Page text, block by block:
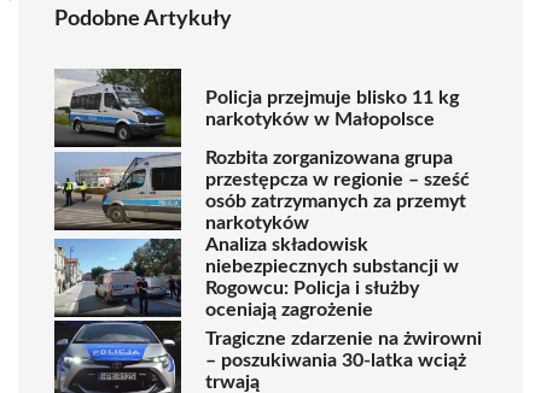
Podobne Artykuły
Policja przejmuje blisko 11 kg
narkotyków w Małopolsce
Rozbita zorganizowana grupa
przestępcza w regionie – sześć
osób zatrzymanych za przemyt
narkotyków
Analiza składowisk
niebezpiecznych substancji w
Rogowcu: Policja i służby
oceniają zagrożenie
Tragiczne zdarzenie na żwirowni
– poszukiwania 30-latka wciąż
trwają